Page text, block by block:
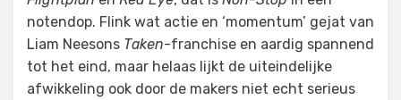
notendop. Flink wat actie en ‘momentum’ gejat van
Liam Neesons Taken-franchise en aardig spannend
tot het eind, maar helaas lijkt de uiteindelijke
afwikkeling ook door de makers niet echt serieus